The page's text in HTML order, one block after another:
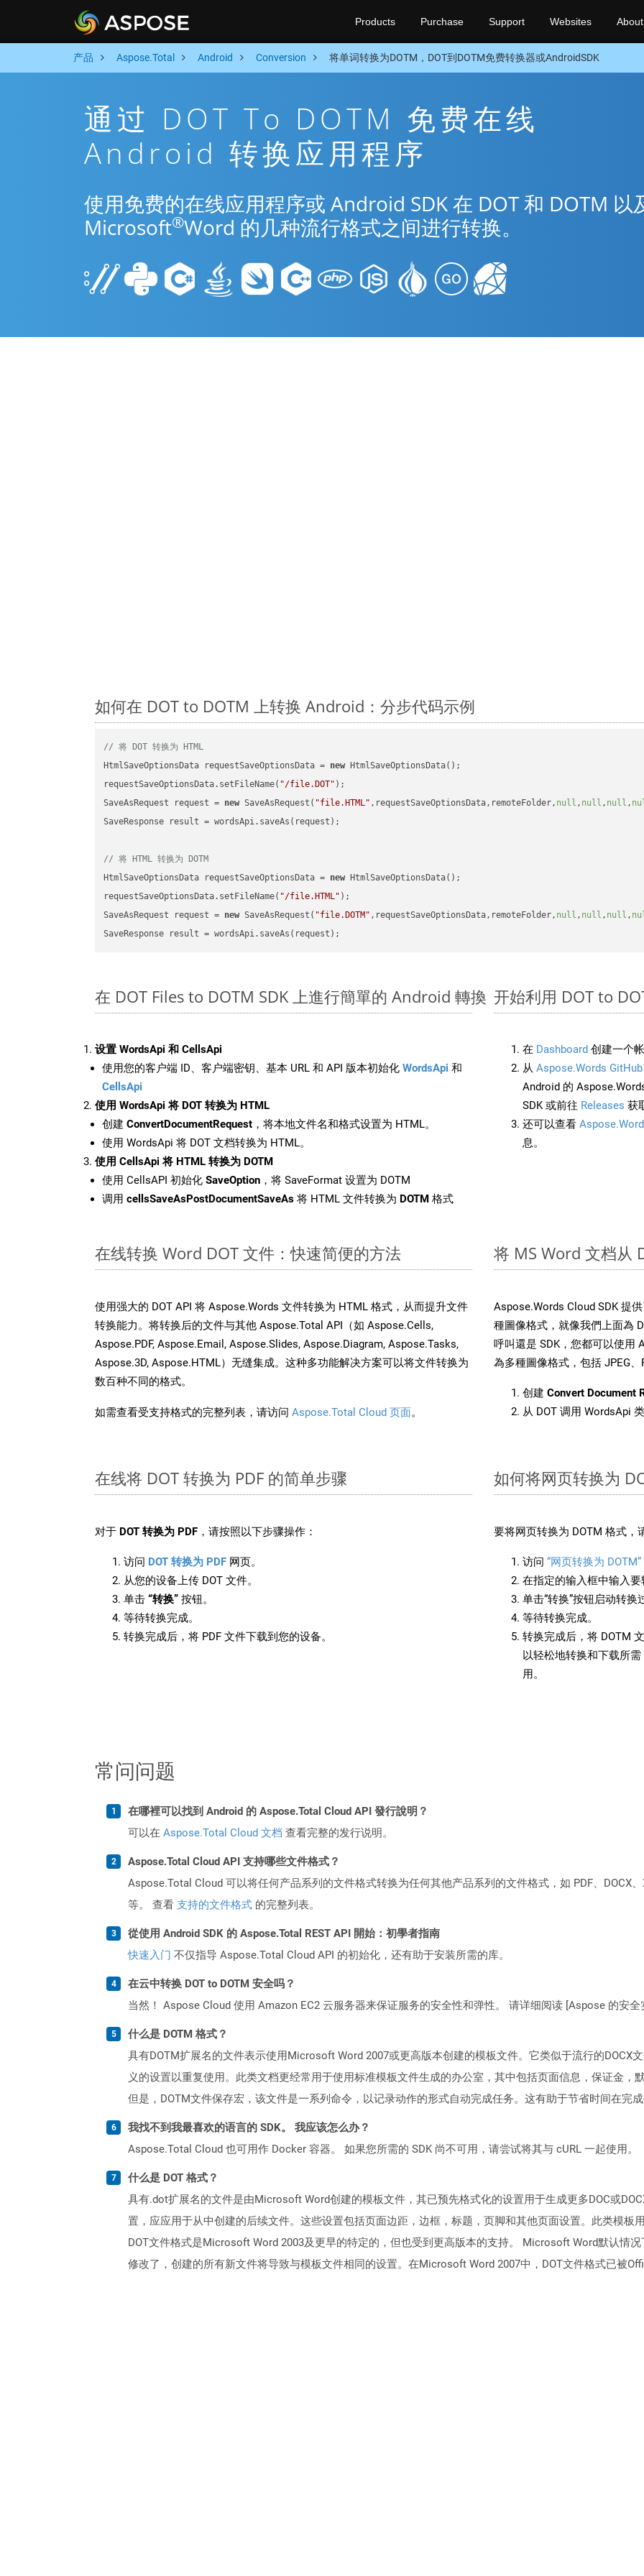
Products Purchase Support Websites About
产品 Aspose.Total Android Conversion 将单词转换为DOTM，DOT到DOTM免费转换器或AndroidSDK
通过 DOT To DOTM 免费在线
Android 转换应用程序
使用免费的在线应用程序或 Android SDK 在 DOT 和 DOTM 以
Microsoft®Word 的几种流行格式之间进行转换。
如何在 DOT to DOTM 上转换 Android：分步代码示例
// 将 DOT 转换为 HTML
HtmlSaveOptionsData requestSaveOptionsData = new HtmlSaveOptionsData();
requestSaveOptionsData.setFileName( "/file.DOT" );
SaveAsRequest request = new SaveAsRequest( "file.HTML" ,requestSaveOptionsData,remoteFolder, null , null , null ,
SaveResponse result = wordsApi.saveAs(request);
// 将 HTML 转换为 DOTM
HtmlSaveOptionsData requestSaveOptionsData = new HtmlSaveOptionsData();
requestSaveOptionsData.setFileName( "/file.HTML" );
SaveAsRequest request = new SaveAsRequest( "file.DOTM" ,requestSaveOptionsData,remoteFolder, null , null , null ,
在 DOT Files to DOTM SDK 上進行簡單的 Android 轉換
设置 WordsApi 和 CellsApi
使用您的客户端 ID、客户端密钥、基本 URL 和 API 版本初始化 WordsApi 和
CellsApi
使用 WordsApi 将 DOT 转换为 HTML
创建 ConvertDocumentRequest ，将本地文件名和格式设置为 HTML。
使用 WordsApi 将 DOT 文档转换为 HTML。
使用 CellsApi 将 HTML 转换为 DOTM
使用 CellsAPI 初始化 SaveOption ，将 SaveFormat 设置为 DOTM
调用 cellsSaveAsPostDocumentSaveAs 将 HTML 文件转换为 DOTM 格式
开始利用 DOT to
在 Dashboard 创建一个
从 Aspose.Words GitHub
Android 的
SDK 或前往 Releases 获
还可以查看
息。
在线转换 Word DOT 文件：快速简便的方法
使用强大的 DOT API 将 Aspose.Words 文件转换为 HTML 格式，从而提升文件
转换能力。将转换后的文件与其他 Aspose.Total API（如 Aspose.Cells,
Aspose.PDF, Aspose.Email, Aspose.Slides, Aspose.Diagram, Aspose.Tasks,
Aspose.3D, Aspose.HTML）无缝集成。这种多功能解决方案可以将文件转换为
数百种不同的格式。
如需查看受支持格式的完整列表，请访问 Aspose.Total Cloud 页面。
将 MS Word 文档从
Aspose.Words Cloud SDK 提
種圖像格式，就像我們上面為
呼叫還是 SDK，您都可以使用
為多種圖像格式，包括 JPEG、
创建 Convert Document
从 DOT 调用 WordsApi
在线将 DOT 转换为 PDF 的简单步骤
对于 DOT 转换为 PDF ，请按照以下步骤操作：
访问 DOT 转换为 PDF 网页。
从您的设备上传 DOT 文件。
单击 “转换” 按钮。
等待转换完成。
转换完成后，将 PDF 文件下载到您的设备。
如何将网页转换为
要将网页转换为 DOTM 格式，
访问 “网页转换为 DOTM”
在指定的输入框中输入要
单击“转换”按钮启动转换
等待转换完成。
转换完成后，将 DOTM
以轻松地转换和下载所
用。
常问问题
在哪裡可以找到 Android 的 Aspose.Total Cloud API 發行說明？
可以在 Aspose.Total Cloud 文档 查看完整的发行说明。
Aspose.Total Cloud API 支持哪些文件格式？
Aspose.Total Cloud 可以将任何产品系列的文件格式转换为任何其他产品系列的文件格式，如 PDF、DOCX
等。 查看 支持的文件格式 的完整列表。
從使用 Android SDK 的 Aspose.Total REST API 開始：初學者指南
快速入门 不仅指导 Aspose.Total Cloud API 的初始化，还有助于安装所需的库。
在云中转换 DOT to DOTM 安全吗？
当然！ Aspose Cloud 使用 Amazon EC2 云服务器来保证服务的安全性和弹性。 请详细阅读 [Aspose 的安
什么是 DOTM 格式？
具有DOTM扩展名的文件表示使用Microsoft Word 2007或更高版本创建的模板文件。它类似于流行的DOCX
义的设置以重复使用。此类文档更经常用于使用标准模板文件生成的办公室，其中包括页面信息，保证金，
但是，DOTM文件保存宏，该文件是一系列命令，以记录动作的形式自动完成任务。这有助于节省时间在完成
我找不到我最喜欢的语言的 SDK。 我应该怎么办？
Aspose.Total Cloud 也可用作 Docker 容器。 如果您所需的 SDK 尚不可用，请尝试将其与 cURL 一起使用。
什么是 DOT 格式？
具有.dot扩展名的文件是由Microsoft Word创建的模板文件，其已预先格式化的设置用于生成更多DOC或
置，应应用于从中创建的后续文件。这些设置包括页面边距，边框，标题，页脚和其他页面设置。此类模板
DOT文件格式是Microsoft Word 2003及更早的特定的，但也受到更高版本的支持。 Microsoft Word默认情
修改了，创建的所有新文件将导致与模板文件相同的设置。在Microsoft Word 2007中，DOT文件格式已被